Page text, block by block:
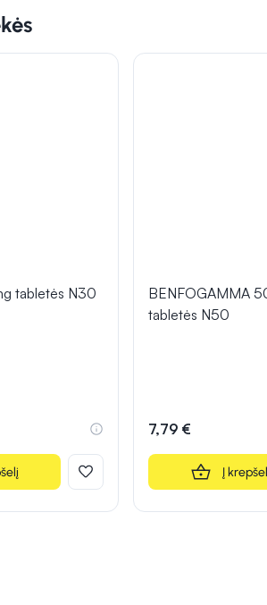
tabletės N30
BENFOGAMMA
tabletės N50
7,79 €
Į